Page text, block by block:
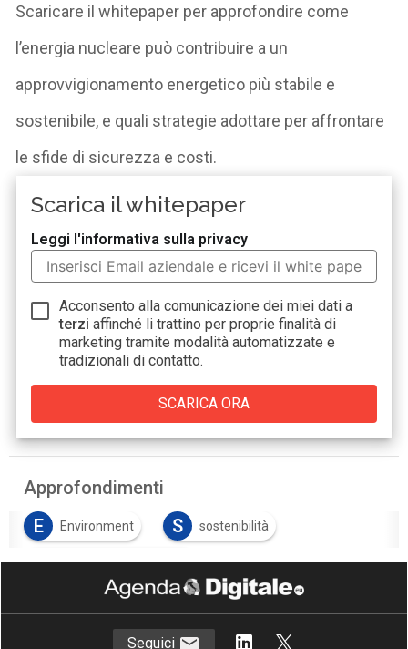
Scaricare ilwhitepaper per approfondire come
l’energia nucleare può contribuire a un
approvvigionamento energetico più stabile e
sostenibile, e quali strategie adottare per affrontare
le sfide di sicurezza e costi.
Scarica il whitepaper
Leggi l'informativa sulla privacy
Acconsento alla comunicazione dei miei dati a
terzi affinché li trattino per proprie finalità di
marketing tramite modalità automatizzate e
tradizionali di contatto.
Approfondimenti
E
Environment S sostenibilità
T transizione energetica
Seguici